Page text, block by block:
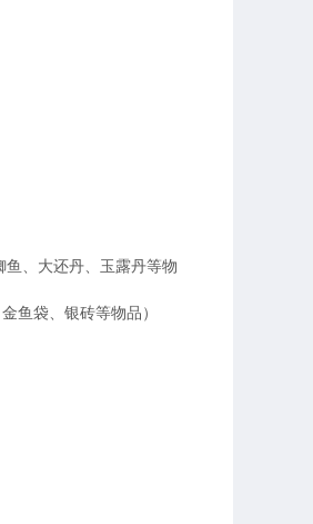
、大还丹、玉露丹等物
鱼袋、银砖等物品）